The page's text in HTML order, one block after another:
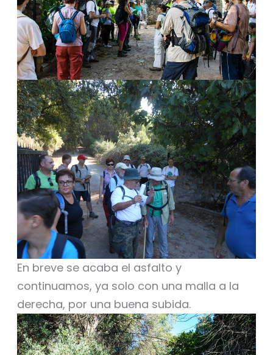
En breve se acaba el asfalto y
continuamos, ya solo con una malla a la
derecha, por una buena subida.